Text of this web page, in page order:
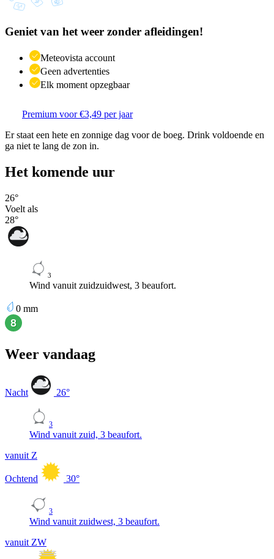
Geniet van het weer zonder afleidingen!
Meteovista account
Geen advertenties
Elk moment opzegbaar
Premium voor €3,49 per jaar
Er staat een hete en zonnige dag voor de boeg. Drink voldoende en
ga niet te lang de zon in.
Het komende uur
26°
Voelt als
28°
3
Wind vanuit zuidzuidwest, 3 beaufort.
0 mm
Weer vandaag
Nacht 26°
3
Wind vanuit zuid, 3 beaufort.
vanuit Z
Ochtend 30°
3
Wind vanuit zuidwest, 3 beaufort.
vanuit ZW